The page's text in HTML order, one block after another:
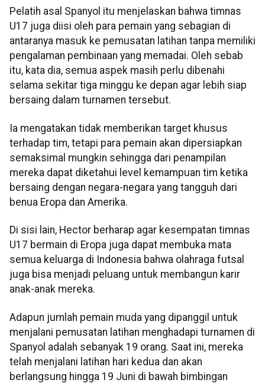
Pelatih asal Spanyol itu menjelaskan bahwa timnas
U17 juga diisi oleh para pemain yang sebagian di
antaranya masuk ke pemusatan latihan tanpa memiliki
pengalaman pembinaan yang memadai. Oleh sebab
itu, kata dia, semua aspek masih perlu dibenahi
selama sekitar tiga minggu ke depan agar lebih siap
bersaing dalam turnamen tersebut.
Ia mengatakan tidak memberikan target khusus
terhadap tim, tetapi para pemain akan dipersiapkan
semaksimal mungkin sehingga dari penampilan
mereka dapat diketahui level kemampuan tim ketika
bersaing dengan negara-negara yang tangguh dari
benua Eropa dan Amerika.
Di sisi lain, Hector berharap agar kesempatan timnas
U17 bermain di Eropa juga dapat membuka mata
semua keluarga di Indonesia bahwa olahraga futsal
juga bisa menjadi peluang untuk membangun karir
anak-anak mereka.
Adapun jumlah pemain muda yang dipanggil untuk
menjalani pemusatan latihan menghadapi turnamen di
Spanyol adalah sebanyak 19 orang. Saat ini, mereka
telah menjalani latihan hari kedua dan akan
berlangsung hingga 19 Juni di bawah bimbingan